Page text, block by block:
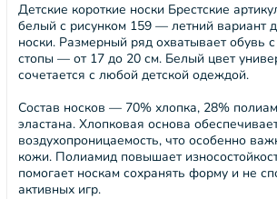
Детские короткие носки Брестские
белый с рисунком 159 — летний вариант
носки. Размерный ряд охватывает обувь
стопы — от 17 до 20 см. Белый цвет
сочетается с любой детской одеждой.
Состав носков — 70% хлопка, 28%
эластана. Хлопковая основа
воздухопроницаемость, что особенно
кожи. Полиамид повышает
помогает носкам сохранять форму и не
активных игр.